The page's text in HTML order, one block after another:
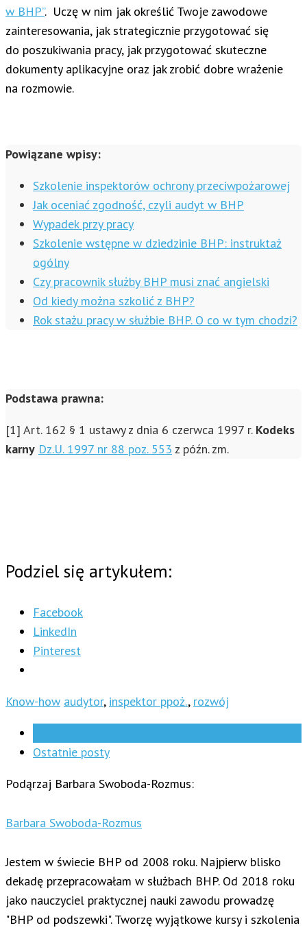
w BHP”. Uczę w nim jak określić Twoje zawodowe
zainteresowania, jak strategicznie przygotować się
do poszukiwania pracy, jak przygotować skuteczne
dokumenty aplikacyjne oraz jak zrobić dobre wrażenie
na rozmowie.
Powiązane wpisy:
Szkolenie inspektorów ochrony przeciwpożarowej
Jak oceniać zgodność, czyli audyt w BHP
Wypadek przy pracy
Szkolenie wstępne w dziedzinie BHP: instruktaż
ogólny
Czy pracownik służby BHP musi znać angielski
Od kiedy można szkolić z BHP?
Rok stażu pracy w służbie BHP. O co w tym chodzi?
Podstawa prawna:
[1] Art. 162 § 1 ustawy z dnia 6 czerwca 1997 r. Kodeks
karny Dz.U. 1997 nr 88 poz. 553 z późn. zm.
Podziel się artykułem:
Facebook
LinkedIn
Pinterest
Know-how audytor, inspektor ppoż., rozwój
Ostatnie posty
Podąrzaj Barbara Swoboda-Rozmus:
Barbara Swoboda-Rozmus
Jestem w świecie BHP od 2008 roku. Najpierw blisko
dekadę przepracowałam w służbach BHP. Od 2018 roku
jako nauczyciel praktycznej nauki zawodu prowadzę
"BHP od podszewki". Tworzę wyjątkowe kursy i szkolenia